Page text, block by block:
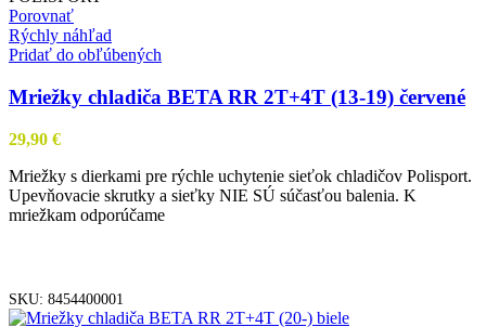
Porovnať
Rýchly náhľad
Pridať do obľúbených
Mriežky chladiča BETA RR 2T+4T (13-19) červené
29,90 €
Mriežky s dierkami pre rýchle uchytenie sieťok chladičov Polisport.
Upevňovacie skrutky a sieťky NIE SÚ súčasťou balenia. K
mriežkam odporúčame
SKU: 8454400001